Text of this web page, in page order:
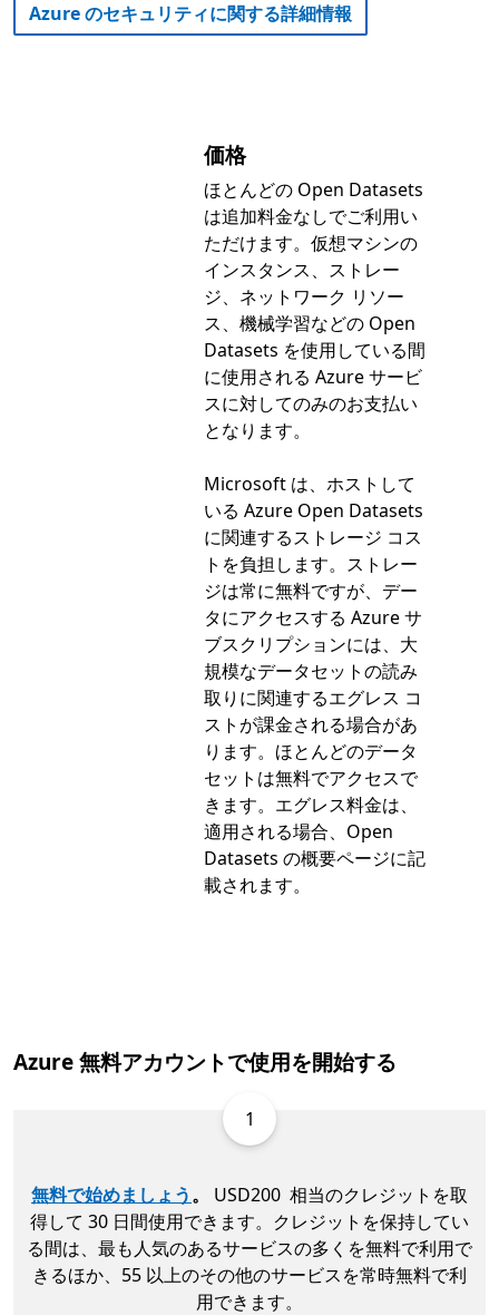
Azure のセキュリティに関する詳細情報
価格
ほとんどの Open Datasets
は追加料金なしでご利用い
ただけます。仮想マシンの
インスタンス、ストレー
ジ、ネットワーク リソー
ス、機械学習などの Open
Datasets を使用している間
に使用される Azure サービ
スに対してのみのお支払い
となります。
Microsoft は、ホストして
いる Azure Open Datasets
に関連するストレージ コス
トを負担します。ストレー
ジは常に無料ですが、デー
タにアクセスする Azure サ
ブスクリプションには、大
規模なデータセットの読み
取りに関連するエグレス コ
ストが課金される場合があ
ります。ほとんどのデータ
セットは無料でアクセスで
きます。エグレス料金は、
適用される場合、Open
Datasets の概要ページに記
載されます。
Azure 無料アカウントで使用を開始する
1
無料で始めましょう。
USD200 相当のクレジットを取
得して 30 日間使用できます。クレジットを保持してい
る間は、最も人気のあるサービスの多くを無料で利用で
きるほか、55 以上のその他のサービスを常時無料で利
用できます。